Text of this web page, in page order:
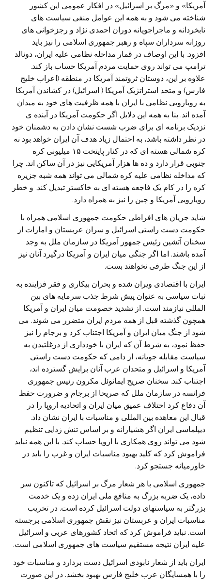
آمریکا» و «مرگ بر اسرائیل» در افکار عمومی این کشور
شناخته می شود و به همه این عوامل منفی سیاست های
نابخردانه و ماجراجویانه دوران احمدی نژاد و رجزخوانی های
روزانه سرداران سپاه و رهبر جمهوری اسلامی را نیز باید
افزود. با این اوصاف در قمار مداخله نظامی علیه ایران، دونالد
ترامپ می تواند روی حمایت مردم آمریکا حساب باز کند.
علاوه بر این، دوستان ثروتمند آمریکا در منطقه (اعراب خلیج
فارس) و متحد استراتژیک آمریکا ( اسرائیل) در کشاندن آمریکا
به رویارویی نظامی با ایران با همه ظرفیت های خود به میدان
آمده اند. بنا به همه این دلایل اگر حکومت آمریکا در آینده ی
نزدیک برنامه ای برای ضرب شست نشان دادن به دشمنان خود
در نظر داشته باشد، به احتمال زیاد هدف آن ایران خواهد بود نه
کره شمالی هسته ای که در کنار پایتخت ۱۵ میلیونی کره
جنوبی قرار دارد و ده ها هزار آمریکایی نیز در آن ساکن اند. چرا
که مداخله نظامی علیه کره شمالی می تواند همه شبه جزیره
کره را در کام یک فاجعه هسته ای به خاکستر تبدیل کند. و خطر
رویارویی آمریکا و چین را نیز به همراه دارد.
شاید جریان های افراطی حکومت جمهوری اسلامی همراه با
حکومت دست راستی اسرائیل و سران عربستان و امارات از
سخنان آتشین رئیس جمهور آمریکا در سازمان ملل به وجد
آمده باشند. اما اگر جنگی میان ایران و آمریکا درگیرد آنان نیز
از این جنگ طرفی نخواهند بست.
ایران با اقتصادی ویران شده و بحران بیکاری و فقر فزاینده به
ثبات سیاسی به عنوان پیش شرط جذب سرمایه های بین
المللی نیازمند است. از تشدید خصومت میان ایران و آمریکا
همچون گذشته قبل از همه مردم ایران متضرر می شوند. می
شود از جنگ میان ایران و آمریکا اجتناب کرد و برجام را نیز
حفظ نمود، به شرط آن که ایران با خودداری از درغلتیدن به
سیاست مقابله جویانه، از دامی که حکومت دست راستی
آمریکا و اسرائیل و متحدان عرب آنان برایش گسترده اند،
اجتناب کند. سخنان صریح ایمانوئل مکرون رئیس جمهوری
فرانسه در سازمان ملل که صریحا از برجام و ضرورت حفظ
آن دفاع کرد اختلاف عمیق میان ایران و اتحادیه اروپا را در
قبال این معاهده بین المللی و مناسبات با ایران نشان داد.
دیپلماسی ایران اگر هشیارانه و بر اساس تنش زدایی تنظیم
شود می تواند روی همکاری با اروپا حساب کند. با این همه نباید
فراموش کرد که کلید بهبود مناسبات ایران و غرب را باید در
خاورمیانه جستجو کرد.
جمهوری اسلامی با هر شعار مرگ بر اسرائیل که تاکنون سر
داده، یک ضربه بزرگ به منافع ملی ایران زده و یک خدمت
بزرگتر به سیاستهای دولت اسرائیل کرده است. در تخریب
مناسبات ایران و عربستان نیز نقش جمهوری اسلامی برجسته
است. نباید فراموش کرد که اتحاد کشورهای عربی و اسرائیل
علیه ایران نتیجه مستقیم سیاست های جمهوری اسلامی است.
ایران باید از شعار نابودی اسرائیل دست بردارد و مناسبات خود
را با همسایگان عرب خلیج فارس بهبود بخشد. در این صورت